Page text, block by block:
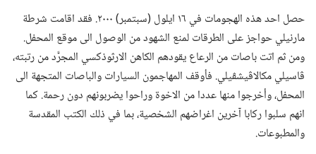
حصل احد هذه الهجومات في ١٦ ايلول (‏سبتمبر)‏ ٢٠٠٠.‏ فقد اقامت شرطة
مارنيلي حواجز على الطرقات لمنع الشهود من الوصول الى موقع المحفل.‏
ومن ثم اتت باصات من الرعاع يقودهم الكاهن الارثوذكسي المجرَّد من رتبته،‏
ڤاسيلي مكالاڤيشڤيلي.‏ فأوقف المهاجمون السيارات والباصات المتجهة الى
المحفل،‏ وأخرجوا منها عددا من الاخوة وراحوا يضربونهم دون رحمة.‏ كما
انهم سلبوا ركابا آخرين اغراضهم الشخصية،‏ بما في ذلك الكتب المقدسة
والمطبوعات.‏